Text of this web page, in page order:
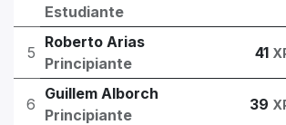
Estudiante
5
Roberto Arias
Principiante
41
6
Guillem Alborch
Principiante
39